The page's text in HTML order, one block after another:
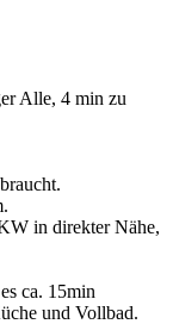
Alle, 4 min zu
in direkter Nähe,
ca. 15min
und Vollbad.